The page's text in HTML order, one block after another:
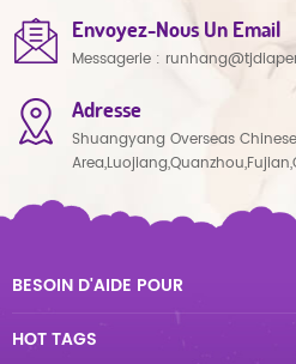
Envoyez-Nous Un Email
Messagerie :
Adresse
Shuangyang Overseas
BESOIN D'AIDE POUR
HOT TAGS